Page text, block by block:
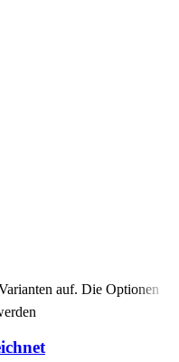
auf. Die Optionen